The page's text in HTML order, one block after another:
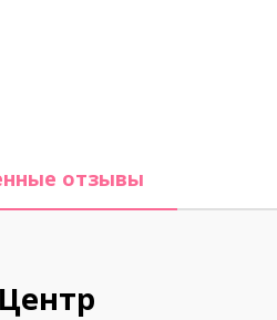
отзывы